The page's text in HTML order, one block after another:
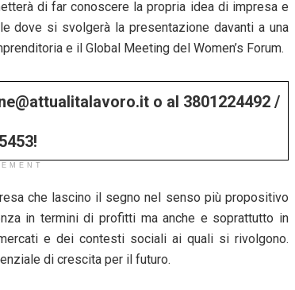
di far conoscere la propria idea di impresa e
dove si svolgerà la presentazione davanti a una
e il Global Meeting del Women’s Forum.
o al 3801224492 /
che lascino il segno nel senso più propositivo
in termini di profitti ma anche e soprattutto in
e dei contesti sociali ai quali si rivolgono.
di crescita per il futuro.